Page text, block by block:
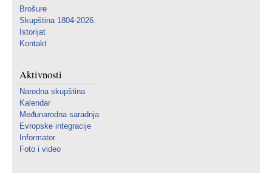
Brošure
Skupština 1804-2026.
Istorijat
Kontakt
Aktivnosti
Narodna skupština
Kalendar
Međunarodna saradnja
Evropske integracije
Informator
Foto i video